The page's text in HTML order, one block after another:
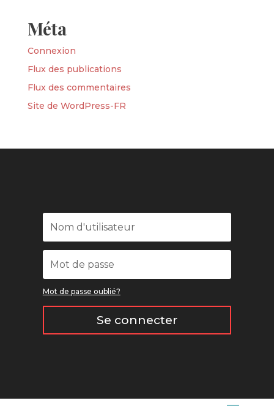
Méta
Connexion
Flux des publications
Flux des commentaires
Site de WordPress-FR
Mot de passe oublié?
Se connecter